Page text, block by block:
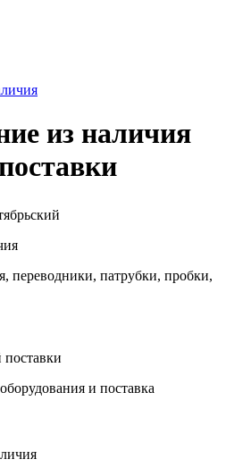
из наличия
переводники, патрубки, пробки,
и поставка